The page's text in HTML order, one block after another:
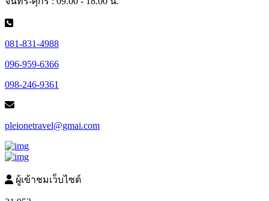
081-831-4988
096-959-6366
098-246-9361
pleionetravel@gmai.com
ผู้เข้าชมเว็บไซต์